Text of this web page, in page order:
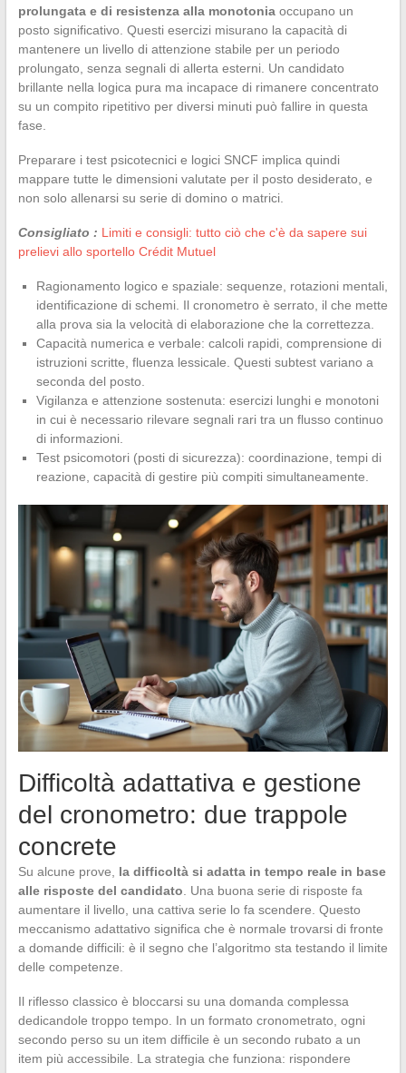
prolungata e di resistenza alla monotoniaoccupano un
posto significativo. Questi esercizi misurano la capacità di
mantenere un livello di attenzione stabile per un periodo
prolungato, senza segnali di allerta esterni. Un candidato
brillante nella logica pura ma incapace di rimanere concentrato
su un compito ripetitivo per diversi minuti può fallire in questa
fase.
Preparare i test psicotecnici e logici SNCF implica quindi
mappare tutte le dimensioni valutate per il posto desiderato, e
non solo allenarsi su serie di domino o matrici.
Consigliato : Limiti e consigli: tutto ciò che c'è da sapere sui
prelievi allo sportello Crédit Mutuel
Ragionamento logico e spaziale: sequenze, rotazioni mentali,
identificazione di schemi. Il cronometro è serrato, il che mette
alla prova sia la velocità di elaborazione che la correttezza.
Capacità numerica e verbale: calcoli rapidi, comprensione di
istruzioni scritte, fluenza lessicale. Questi subtest variano a
seconda del posto.
Vigilanza e attenzione sostenuta: esercizi lunghi e monotoni
in cui è necessario rilevare segnali rari tra un flusso continuo
di informazioni.
Test psicomotori (posti di sicurezza): coordinazione, tempi di
reazione, capacità di gestire più compiti simultaneamente.
Difficoltà adattativa e gestione
del cronometro: due trappole
concrete
Su alcune prove, la difficoltà si adatta in tempo reale in base
alle risposte del candidato . Una buona serie di risposte fa
aumentare il livello, una cattiva serie lo fa scendere. Questo
meccanismo adattativo significa che è normale trovarsi di fronte
a domande difficili: è il segno che l’algoritmo sta testando il limite
delle competenze.
Il riflesso classico è bloccarsi su una domanda complessa
dedicandole troppo tempo. In un formato cronometrato, ogni
secondo perso su un item difficile è un secondo rubato a un
item più accessibile. La strategia che funziona: rispondere